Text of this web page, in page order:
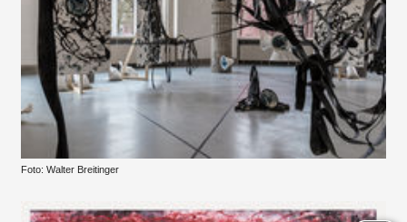
Foto: Walter Breitinger